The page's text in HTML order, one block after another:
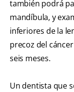
también podrá
mandíbula, y
inferiores de la
precoz del
seis meses.
Un dentista que